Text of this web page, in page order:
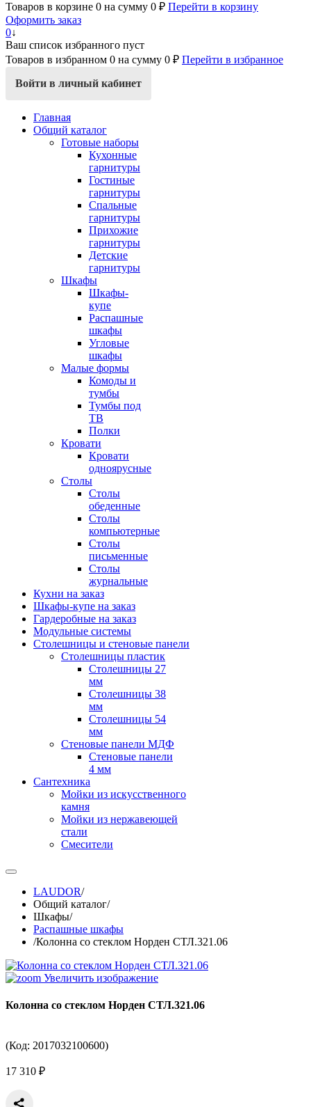
Товаров в корзине 0 на сумму 0 ₽ Перейти в корзину
Оформить заказ
0↓
Ваш список избранного пуст
Товаров в избранном 0 на сумму 0 ₽ Перейти в избранное
Войти в личный кабинет
Главная
Общий каталог
Готовые наборы
Кухонные
гарнитуры
Гостиные
гарнитуры
Спальные
гарнитуры
Прихожие
гарнитуры
Детские
гарнитуры
Шкафы
Шкафы-
купе
Распашные
шкафы
Угловые
шкафы
Малые формы
Комоды и
тумбы
Тумбы под
ТВ
Полки
Кровати
Кровати
одноярусные
Столы
Столы
обеденные
Столы
компьютерные
Столы
письменные
Столы
журнальные
Кухни на заказ
Шкафы-купе на заказ
Гардеробные на заказ
Модульные системы
Столешницы и стеновые панели
Столешницы пластик
Столешницы 27
мм
Столешницы 38
мм
Столешницы 54
мм
Стеновые панели МДФ
Стеновые панели
4 мм
Сантехника
Мойки из искусственного
камня
Мойки из нержавеющей
стали
Смесители
LAUDOR/
Общий каталог/
Шкафы/
Распашные шкафы
/Колонна со стеклом Норден СТЛ.321.06
Увеличить изображение
Колонна со стеклом Норден СТЛ.321.06
(Код: 2017032100600)
17 310 ₽